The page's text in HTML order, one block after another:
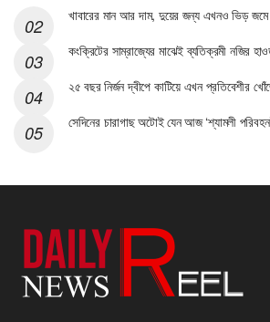
খাবারের মান আর দাম, দুয়ের জন্য এখনও ভিড় জমে
কংক্রিটের সাম্রাজ্যের মাঝেই ব্যতিক্রমী নজির
২৫ বছর নির্জন দ্বীপে কাটিয়ে এখন প্রতিবেশীর
সেদিনের চারাগাছ অটোই যেন আজ ‘শ্যামলী